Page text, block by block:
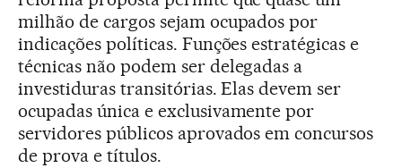
milhão de cargos sejam ocupados por
indicações políticas. Funções estratégicas e
técnicas não podem ser delegadas a
investiduras transitórias. Elas devem ser
ocupadas única e exclusivamente por
servidores públicos aprovados em concursos
de prova e títulos.